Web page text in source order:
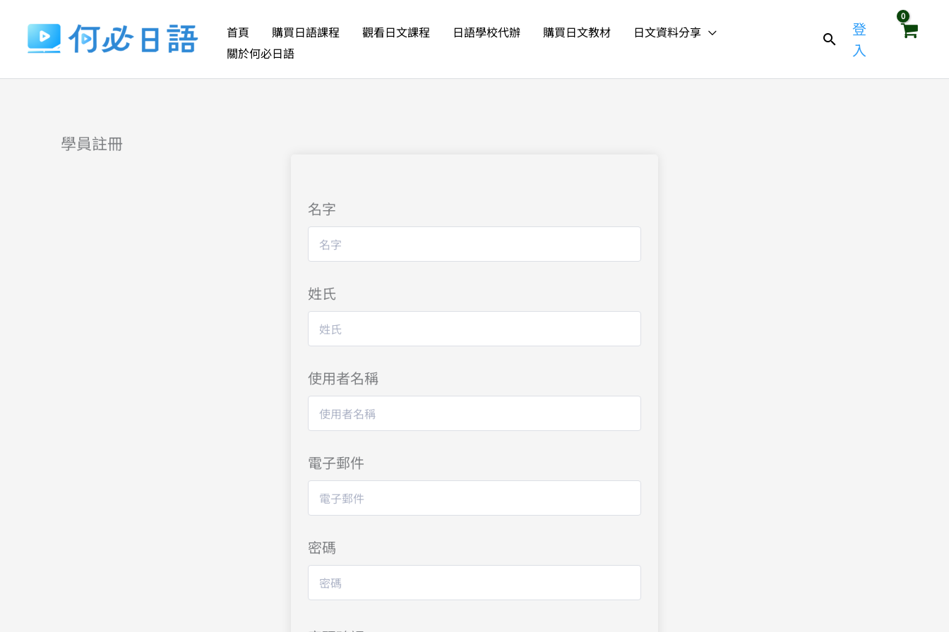
要
首頁 購買日語課程 觀看日文課程 日語學校代辦 購買日文教材
日文資料分享
關於何必日語
登
入
學員註冊
名字
姓氏
使用者名稱
電子郵件
密碼